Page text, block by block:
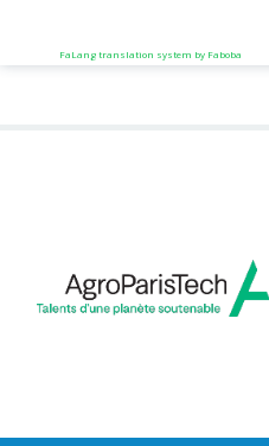
FaLang translation system by Faboba